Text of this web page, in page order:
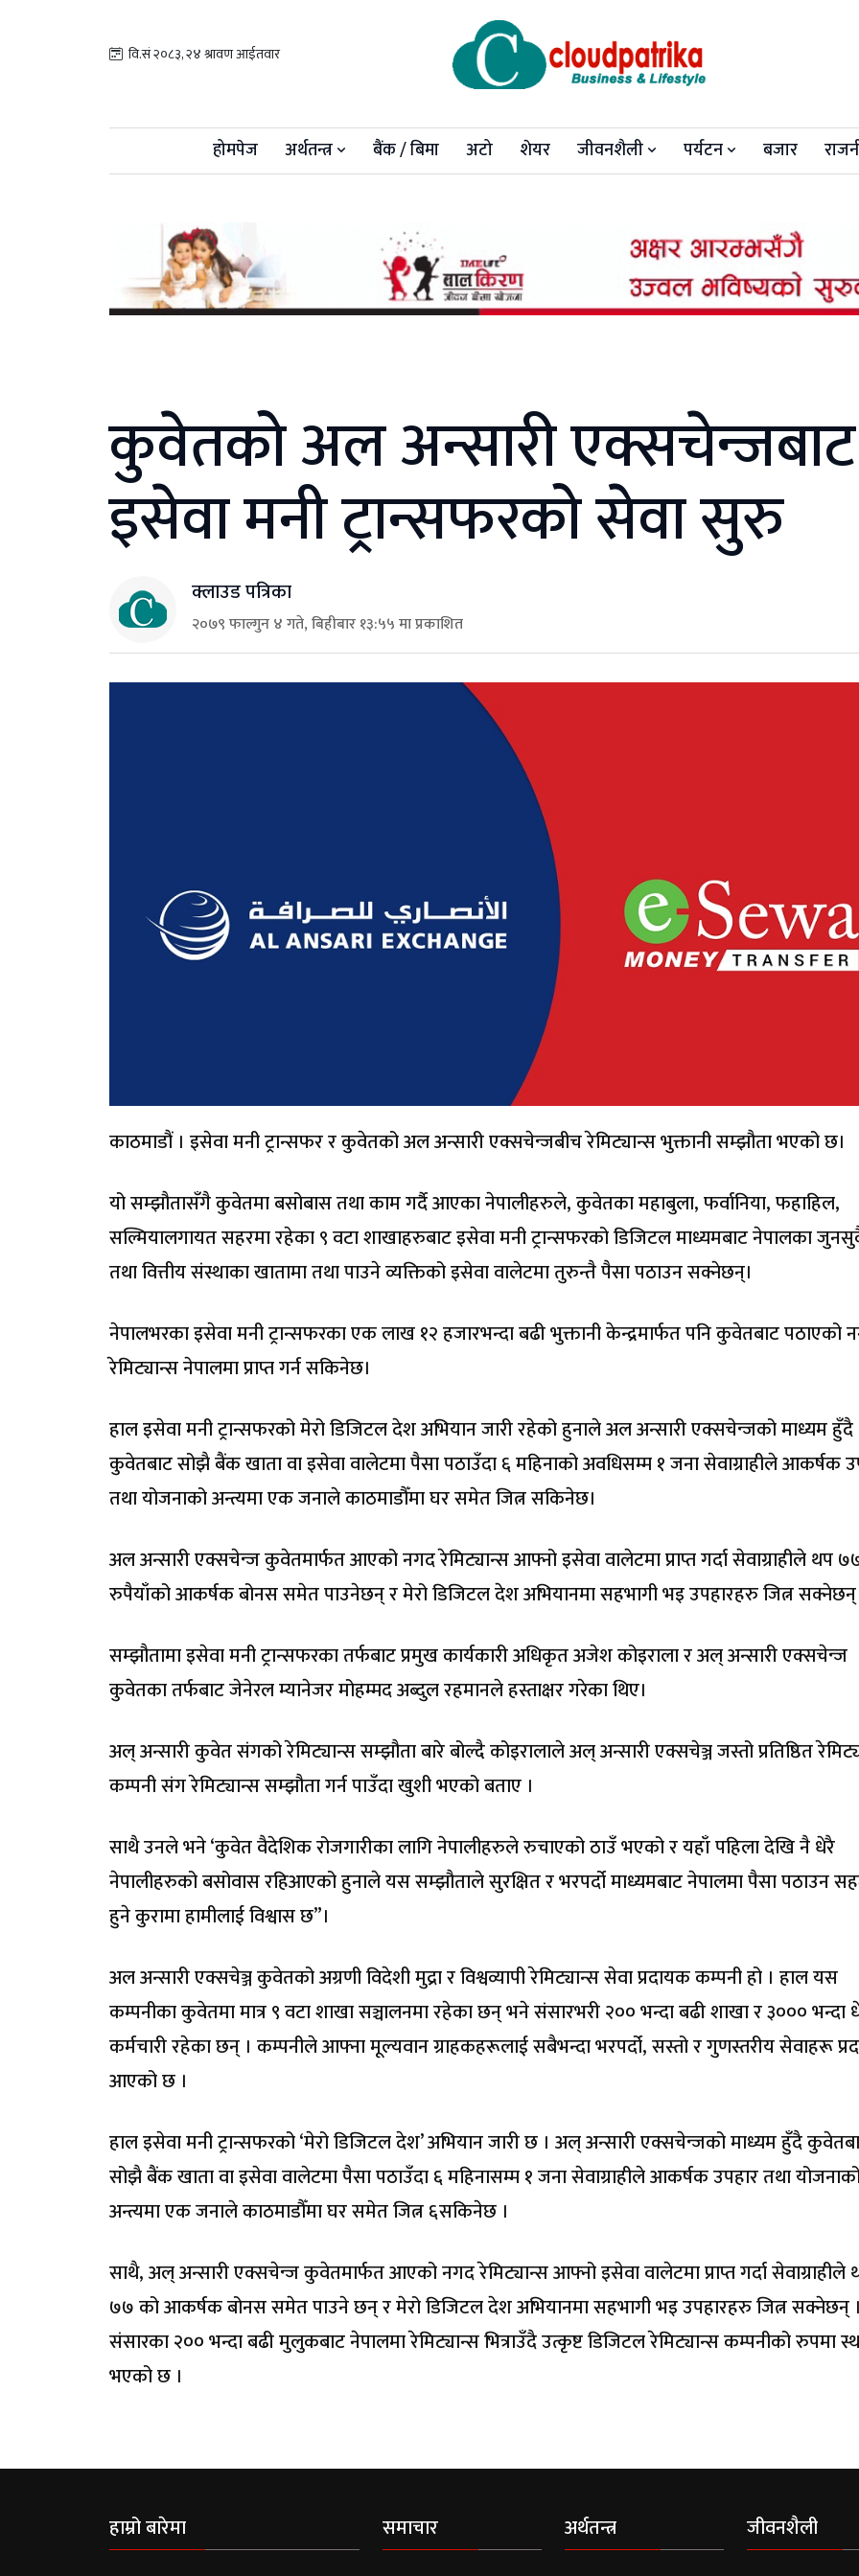
वि.सं २०८३, २४ श्रावण आईतवार
होमपेज अर्थतन्त्र बैंक / बिमा अटो शेयर जीवनशैली पर्यटन बजार
कुवेतको अल अन्सारी एक्सचेन्जबाट
इसेवा मनी ट्रान्सफरको सेवा सुरु
क्लाउड पत्रिका
२०७९ फाल्गुन ४ गते, बिहीबार १३:५५ मा प्रकाशित
काठमाडौं । इसेवा मनी ट्रान्सफर र कुवेतको अल अन्सारी एक्सचेन्जबीच रेमिट्यान्स भुक्तानी सम्झौता भएको छ।
यो सम्झौतासँगै कुवेतमा बसोबास तथा काम गर्दै आएका नेपालीहरुले, कुवेतका महाबुला, फर्वानिया, फहाहिल,
सल्मियालगायत सहरमा रहेका ९ वटा शाखाहरुबाट इसेवा मनी ट्रान्सफरको डिजिटल माध्यमबाट नेपालका
तथा वित्तीय संस्थाका खातामा तथा पाउने व्यक्तिको इसेवा वालेटमा तुरुन्तै पैसा पठाउन सक्नेछन्।
नेपालभरका इसेवा मनी ट्रान्सफरका एक लाख १२ हजारभन्दा बढी भुक्तानी केन्द्रमार्फत पनि कुवेतबाट पठाएको
रेमिट्यान्स नेपालमा प्राप्त गर्न सकिनेछ।
हाल इसेवा मनी ट्रान्सफरको मेरो डिजिटल देश अभियान जारी रहेको हुनाले अल अन्सारी एक्सचेन्जको माध्यम हुँदै
कुवेतबाट सोझै बैंक खाता वा इसेवा वालेटमा पैसा पठाउँदा ६ महिनाको अवधिसम्म १ जना सेवाग्राहीले आकर्षक
तथा योजनाको अन्त्यमा एक जनाले काठमाडौँमा घर समेत जित्न सकिनेछ।
अल अन्सारी एक्सचेन्ज कुवेतमार्फत आएको नगद रेमिट्यान्स आफ्नो इसेवा वालेटमा प्राप्त गर्दा सेवाग्राहीले थप
रुपैयाँको आकर्षक बोनस समेत पाउनेछन् र मेरो डिजिटल देश अभियानमा सहभागी भइ उपहारहरु जित्न
सम्झौतामा इसेवा मनी ट्रान्सफरका तर्फबाट प्रमुख कार्यकारी अधिकृत अजेश कोइराला र अल् अन्सारी एक्सचेन्ज
कुवेतका तर्फबाट जेनेरल म्यानेजर मोहम्मद अब्दुल रहमानले हस्ताक्षर गरेका थिए।
अल् अन्सारी कुवेत संगको रेमिट्यान्स सम्झौता बारे बोल्दै कोइरालाले अल् अन्सारी एक्सचेञ्ज जस्तो प्रतिष्ठित
कम्पनी संग रेमिट्यान्स सम्झौता गर्न पाउँदा खुशी भएको बताए ।
साथै उनले भने ‘कुवेत वैदेशिक रोजगारीका लागि नेपालीहरुले रुचाएको ठाउँ भएको र यहाँ पहिला देखि नै धेरै
नेपालीहरुको बसोवास रहिआएको हुनाले यस सम्झौताले सुरक्षित र भरपर्दो माध्यमबाट नेपालमा पैसा पठाउन
हुने कुरामा हामीलाई विश्वास छ”।
अल अन्सारी एक्सचेञ्ज कुवेतको अग्रणी विदेशी मुद्रा र विश्वव्यापी रेमिट्यान्स सेवा प्रदायक कम्पनी हो । हाल यस
कम्पनीका कुवेतमा मात्र ९ वटा शाखा सञ्चालनमा रहेका छन् भने संसारभरी २०० भन्दा बढी शाखा र ३००० भन्दा
कर्मचारी रहेका छन् । कम्पनीले आफ्ना मूल्यवान ग्राहकहरूलाई सबैभन्दा भरपर्दो, सस्तो र गुणस्तरीय सेवाहरू
आएको छ ।
हाल इसेवा मनी ट्रान्सफरको ‘मेरो डिजिटल देश’ अभियान जारी छ । अल् अन्सारी एक्सचेन्जको माध्यम हुँदै
सोझै बैंक खाता वा इसेवा वालेटमा पैसा पठाउँदा ६ महिनासम्म १ जना सेवाग्राहीले आकर्षक उपहार तथा
अन्त्यमा एक जनाले काठमाडौँमा घर समेत जित्न ६सकिनेछ ।
साथै, अल् अन्सारी एक्सचेन्ज कुवेतमार्फत आएको नगद रेमिट्यान्स आफ्नो इसेवा वालेटमा प्राप्त गर्दा सेवाग्राहीले
७७ को आकर्षक बोनस समेत पाउने छन् र मेरो डिजिटल देश अभियानमा सहभागी भइ उपहारहरु जित्न सक्नेछन्
संसारका २०० भन्दा बढी मुलुकबाट नेपालमा रेमिट्यान्स भित्राउँदै उत्कृष्ट डिजिटल रेमिट्यान्स कम्पनीको रुपमा
भएको छ ।
हाम्रो बारेमा समाचार अर्थतन्त्र जीवनशैली